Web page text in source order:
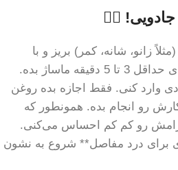
💆‍♀️
زانو، شانه، کمر) بریز و با
حرکات دایره‌ای و ملایم، برای حداقل 3 تا 5 دقیقه ماساژ بده.
وارد کنی. فقط اجازه بده روغن
رو انجام بده. همونطور که
رو کم کم احساس می‌کنی.
برای درد مفاصل** شروع به نشون